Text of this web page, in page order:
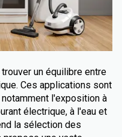
un équilibre entre
Ces applications sont
l'exposition à
électrique, à l'eau et
la sélection des